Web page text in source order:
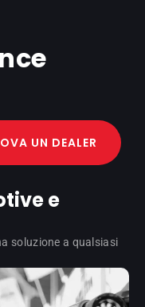
UN DEALER
e
soluzione a qualsiasi